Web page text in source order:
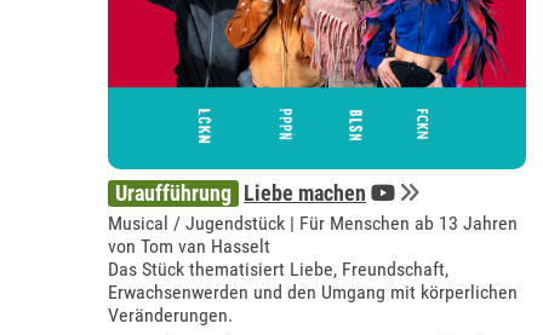
Uraufführung Liebe machen
Musical / Jugendstück | Für Menschen ab 13 Jahren
von Tom van Hasselt
Das Stück thematisiert Liebe, Freundschaft,
Erwachsenwerden und den Umgang mit körperlichen
Veränderungen.